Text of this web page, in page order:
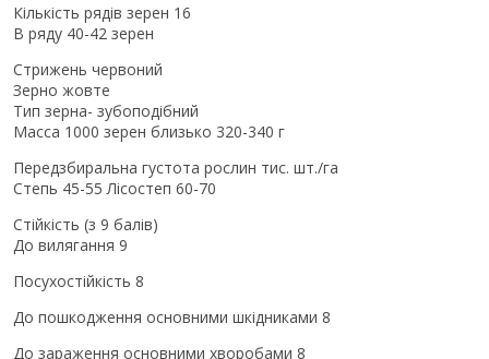
Кількість рядів зерен 16
В ряду 40-42 зерен
Стрижень червоний
Зерно жовте
Тип зерна- зубоподібний
Масса 1000 зерен близько 320-340 г
Передзбиральна густота рослин тис. шт./га
Степь 45-55 Лісостеп 60-70
Стійкість (з 9 балів)
До вилягання 9
Посухостійкість 8
До пошкодження основними шкідниками 8
До зараження основними хворобами 8